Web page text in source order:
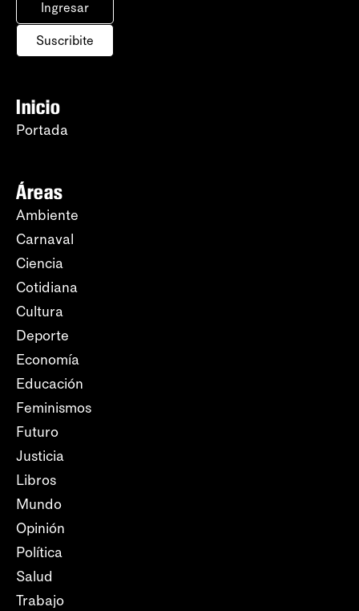
Ingresar
Suscribite
Inicio
Portada
Áreas
Ambiente
Carnaval
Ciencia
Cotidiana
Cultura
Deporte
Economía
Educación
Feminismos
Futuro
Justicia
Libros
Mundo
Opinión
Política
Salud
Trabajo